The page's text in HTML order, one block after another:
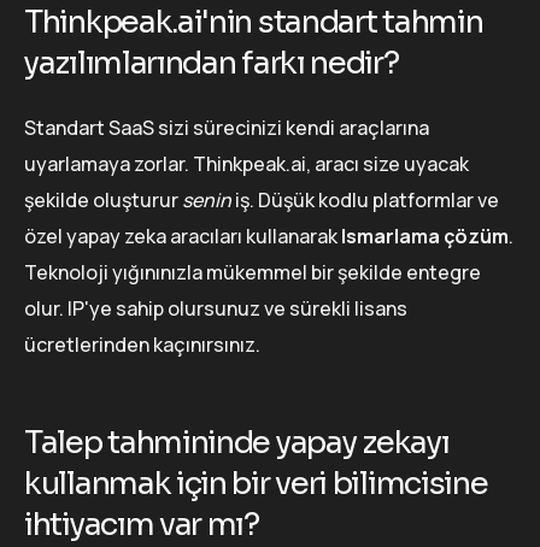
Thinkpeak.ai'nin standart tahmin
yazılımlarından farkı nedir?
Standart SaaS sizi sürecinizi kendi araçlarına
uyarlamaya zorlar. Thinkpeak.ai, aracı size uyacak
şekilde oluştururseniniş. Düşük kodlu platformlar ve
özel yapay zeka aracıları kullanarakIsmarlama çözüm.
Teknoloji yığınınızla mükemmel bir şekilde entegre
olur. IP'ye sahip olursunuz ve sürekli lisans
ücretlerinden kaçınırsınız.
Talep tahmininde yapay zekayı
kullanmak için bir veri bilimcisine
ihtiyacım var mı?